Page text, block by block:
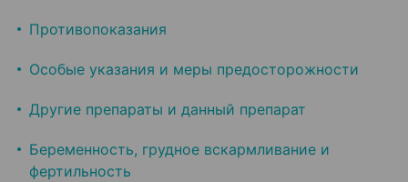
Противопоказания
Особые указания и меры предосторожности
Другие препараты и данный препарат
Беременность, грудное вскармливание и
фертильность